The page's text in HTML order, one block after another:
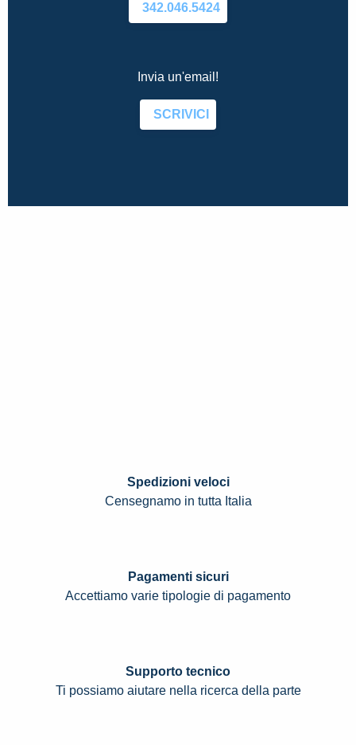
342.046.5424
Invia un'email!
SCRIVICI
Spedizioni veloci
Censegnamo in tutta Italia
Pagamenti sicuri
Accettiamo varie tipologie di pagamento
Supporto tecnico
Ti possiamo aiutare nella ricerca della parte